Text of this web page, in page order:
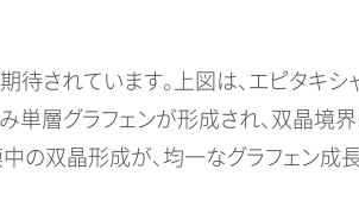
待されています。上図は、エピタキ
単層グラフェンが形成され、双晶境
の双晶形成が、均一なグラフェン成